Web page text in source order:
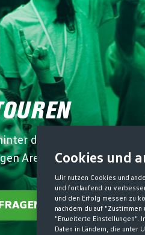
die Kulissen des VfL
Arena für die Kleinen
Cookies und
Wir nutzen Cookies und
und fortlaufend zu
und den Erfolg messen zu
nachdem du auf
"Erweiterte Einstellungen".
Daten in Ländern, die unter